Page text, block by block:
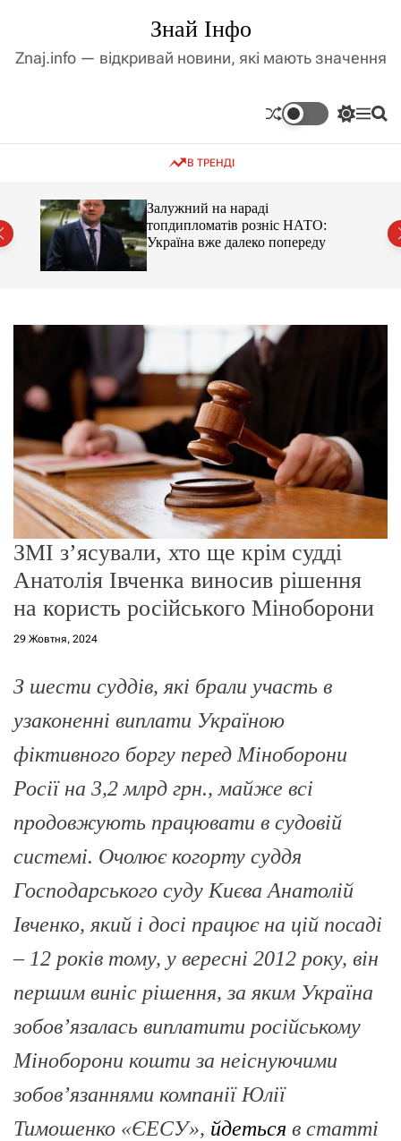
д
і
с
Знай Інфо
Znaj.info — відкривай новини, які мають значення
П
а
ч
е
ж
и
м
М П
В ТРЕНДІ
Залужний на нараді
топдипломатів розніс НАТО:
Україна вже далеко попереду
ЗМІ зʼясували, хто ще крім судді
Анатолія Івченка виносив рішення
на користь російського Міноборони
29 Жовтня, 2024
З шести суддів, які брали участь в
узаконенні виплати Україною
фіктивного боргу перед Міноборони
Росії на 3,2 млрд грн., майже всі
продовжують працювати в судовій
системі. Очолює когорту суддя
Господарського суду Києва Анатолій
Івченко, який і досі працює на цій посаді
– 12 років тому, у вересні 2012 року, він
першим виніс рішення, за яким Україна
зобовʼязалась виплатити російському
Міноборони кошти за неіснуючими
зобовʼязаннями компанії Юлії
Тимошенко «ЄЕСУ», йдеться в статті